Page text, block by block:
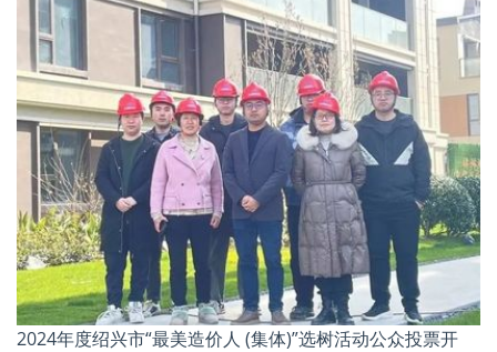
2024年度绍兴市“最美造价人 (集体)”选树活动公众投票开